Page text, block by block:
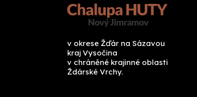
v okrese Žďár na Sázavou
kraj Vysočina
v chráněné krajinné oblasti
Ždárské Vrchy.